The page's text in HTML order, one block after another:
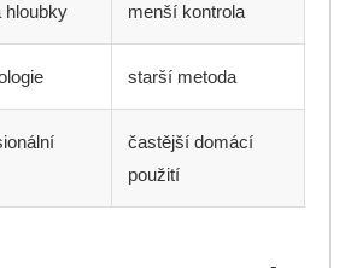
hloubky menší kontrola
starší metoda
častější domácí
použití